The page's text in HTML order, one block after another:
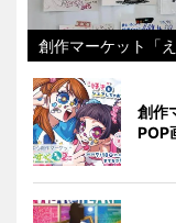
創作マーケット「
創作
POP